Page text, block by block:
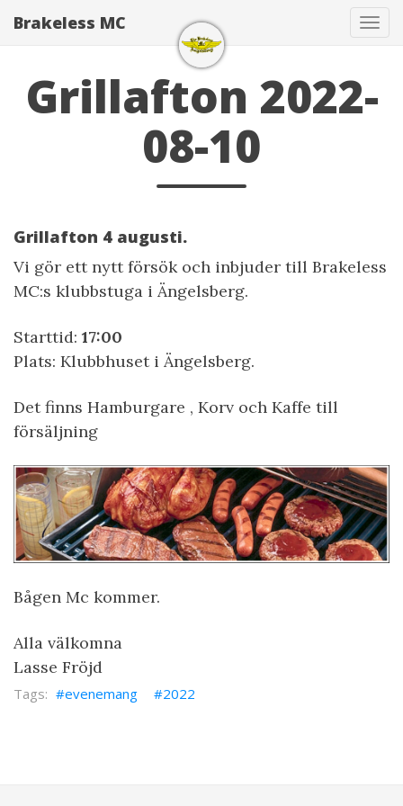
Brakeless MC
Grillafton 2022-
08-10
Grillafton 4 augusti.
Vi gör ett nytt försök och inbjuder till Brakeless
MC:s klubbstuga i Ängelsberg.
Starttid: 17:00
Plats: Klubbhuset i Ängelsberg.
Det finns Hamburgare , Korv och Kaffe till
försäljning
Bågen Mc kommer.
Alla välkomna
Lasse Fröjd
evenemang 2022